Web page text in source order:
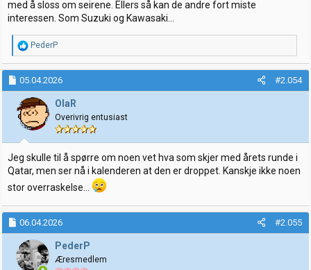
med å sloss om seirene. Ellers så kan de andre fort miste
interessen. Som Suzuki og Kawasaki...
R
e
a
k
s
j
o
n
e
r
:
PederP
05.04.2026 #2.054
OlaR
Overivrig entusiast
Jeg skulle til å spørre om noen vet hva som skjer med årets runde i
Qatar, men ser nå i kalenderen at den er droppet. Kanskje ikke noen
stor overraskelse...
06.04.2026 #2.055
PederP
Æresmedlem